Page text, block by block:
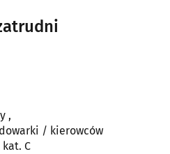
,
/ kierowców
C